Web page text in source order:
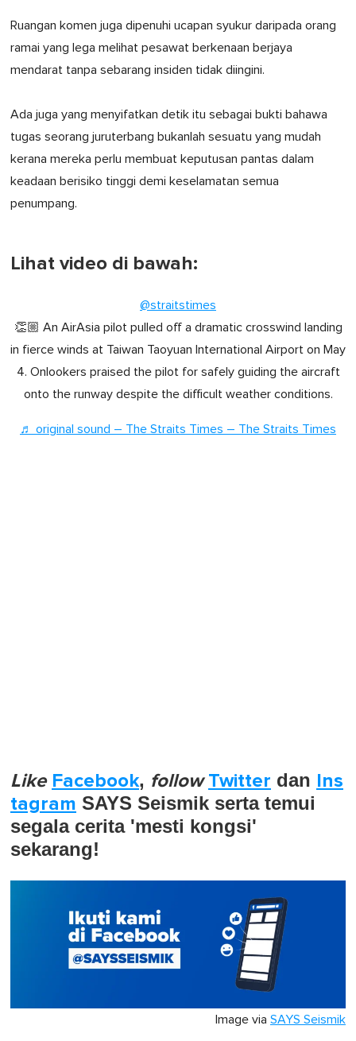
Ruangan komen juga dipenuhi ucapan syukur daripada orang
ramai yang lega melihat pesawat berkenaan berjaya
mendarat tanpa sebarang insiden tidak diingini.
Ada juga yang menyifatkan detik itu sebagai bukti bahawa
tugas seorang juruterbang bukanlah sesuatu yang mudah
kerana mereka perlu membuat keputusan pantas dalam
keadaan berisiko tinggi demi keselamatan semua
penumpang.
Lihat video di bawah:
@straitstimes
👏🏼 An AirAsia pilot pulled off a dramatic crosswind landing
in fierce winds at Taiwan Taoyuan International Airport on May
4. Onlookers praised the pilot for safely guiding the aircraft
onto the runway despite the difficult weather conditions.
♬ original sound – The Straits Times – The Straits Times
Like Facebook, follow Twitter dan Ins
tagram SAYS Seismik serta temui
segala cerita 'mesti kongsi'
sekarang!
Image via SAYS Seismik